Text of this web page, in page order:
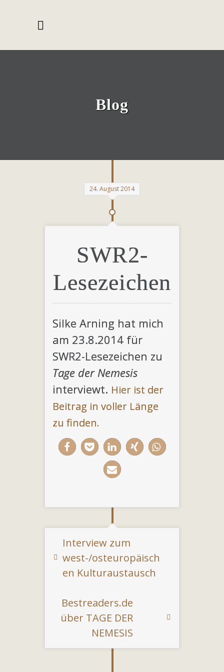
Blog
24. August 2014
SWR2-
Lesezeichen
Silke Arning hat mich
am 23.8.2014 für
SWR2-Lesezeichen zu
Tage der Nemesis
interviewt. Hier ist der
Beitrag in voller Länge
zu finden.
Interview zum
west-/osteuropäisch
en Kulturaustausch
Bestreaders.de
über TAGE DER
NEMESIS